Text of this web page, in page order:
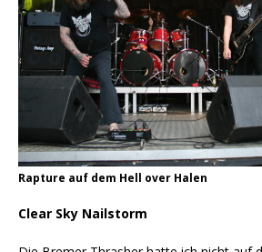
Rapture auf dem Hell over Halen
Clear Sky Nailstorm